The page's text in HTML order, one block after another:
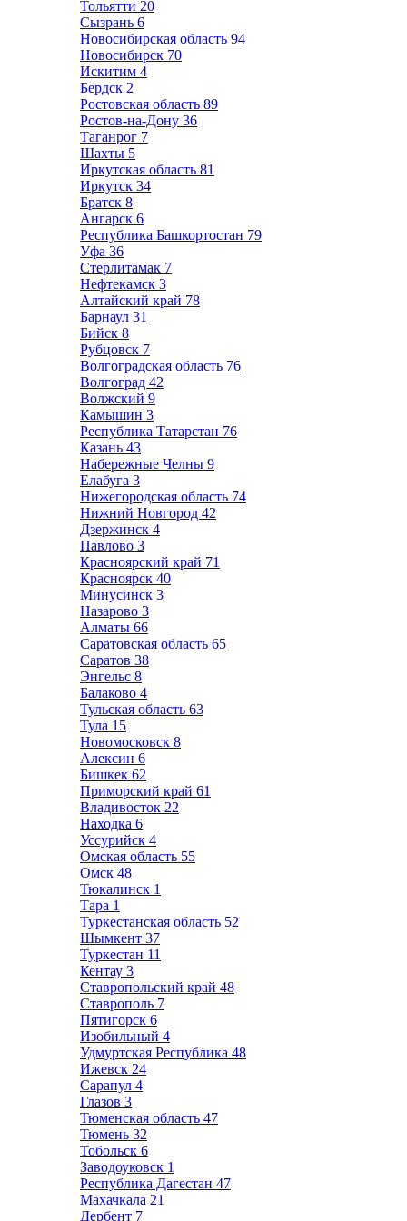
Тольятти 20
Сызрань 6
Новосибирская область 94
Новосибирск 70
Искитим 4
Бердск 2
Ростовская область 89
Ростов-на-Дону 36
Таганрог 7
Шахты 5
Иркутская область 81
Иркутск 34
Братск 8
Ангарск 6
Республика Башкортостан 79
Уфа 36
Стерлитамак 7
Нефтекамск 3
Алтайский край 78
Барнаул 31
Бийск 8
Рубцовск 7
Волгоградская область 76
Волгоград 42
Волжский 9
Камышин 3
Республика Татарстан 76
Казань 43
Набережные Челны 9
Елабуга 3
Нижегородская область 74
Нижний Новгород 42
Дзержинск 4
Павлово 3
Красноярский край 71
Красноярск 40
Минусинск 3
Назарово 3
Алматы 66
Саратовская область 65
Саратов 38
Энгельс 8
Балаково 4
Тульская область 63
Тула 15
Новомосковск 8
Алексин 6
Бишкек 62
Приморский край 61
Владивосток 22
Находка 6
Уссурийск 4
Омская область 55
Омск 48
Тюкалинск 1
Тара 1
Туркестанская область 52
Шымкент 37
Туркестан 11
Кентау 3
Ставропольский край 48
Ставрополь 7
Пятигорск 6
Изобильный 4
Удмуртская Республика 48
Ижевск 24
Сарапул 4
Глазов 3
Тюменская область 47
Тюмень 32
Тобольск 6
Заводоуковск 1
Республика Дагестан 47
Махачкала 21
Дербент 7